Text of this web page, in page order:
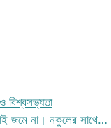
বিশ্বসভ্যতা
জমে না। নকুলের সাথে…